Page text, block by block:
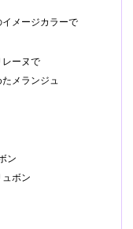
メージカラーで
ーヌで
メランジュ
ン
ボン